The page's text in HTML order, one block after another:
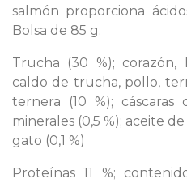
salmón proporciona
Bolsa de 85 g.
Trucha (30 %);
caldo de trucha, pollo,
ternera (10 %); cáscaras
minerales (0,5 %); aceite
gato (0,1 %)
Proteínas 11 %;